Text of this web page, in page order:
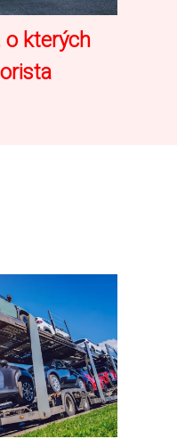
o kterých